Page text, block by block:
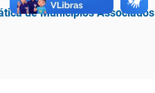
de Municípios Associados